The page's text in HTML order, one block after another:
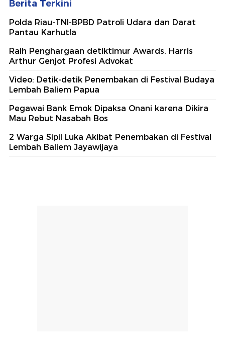
Berita Terkini
Polda Riau-TNI-BPBD Patroli Udara dan Darat
Pantau Karhutla
Raih Penghargaan detiktimur Awards, Harris
Arthur Genjot Profesi Advokat
Video: Detik-detik Penembakan di Festival Budaya
Lembah Baliem Papua
Pegawai Bank Emok Dipaksa Onani karena Dikira
Mau Rebut Nasabah Bos
2 Warga Sipil Luka Akibat Penembakan di Festival
Lembah Baliem Jayawijaya